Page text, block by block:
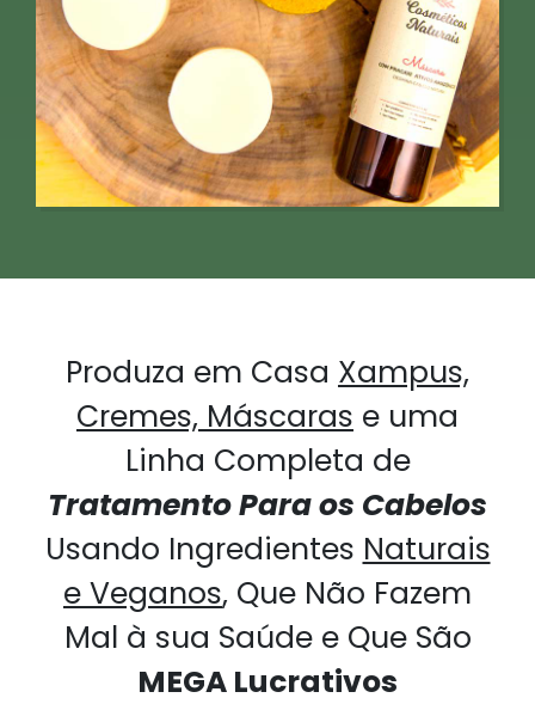
Produza em Casa Xampus,
Cremes, Máscaras e uma
Linha Completa de
Tratamento Para os Cabelos
Usando Ingredientes Naturais
e Veganos, Que Não Fazem
Mal à sua Saúde e Que São
MEGA Lucrativos